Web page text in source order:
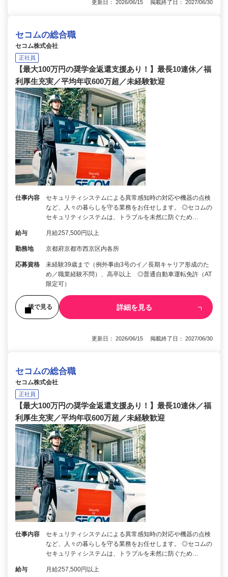
更新日： 2026/06/15 掲載終了日： 2027/06/30
セコムの総合職
セコム株式会社
正社員
【最大100万円の奨学金返還支援あり！】最長10連休／福
利厚生充実／平均年収600万超／未経験歓迎
仕事内容
セキュリティシステムによる異常感知時の対応や機器の点検
など、人々の暮らしを守る業務をお任せします。 ◎セコムの
セキュリティシステムは、トラブルを未然に防ぐため…
給与 月給257,500円以上
勤務地 京都府京都市西京区内各所
応募資格
未経験39歳まで（例外事由3号のイ／長期キャリア形成のた
め／職業経験不問）、高卒以上 ◎普通自動車運転免許（AT
限定可）
後で見る 詳細を見る
更新日： 2026/06/15 掲載終了日： 2027/06/30
セコムの総合職
セコム株式会社
正社員
【最大100万円の奨学金返還支援あり！】最長10連休／福
利厚生充実／平均年収600万超／未経験歓迎
仕事内容
セキュリティシステムによる異常感知時の対応や機器の点検
など、人々の暮らしを守る業務をお任せします。 ◎セコムの
セキュリティシステムは、トラブルを未然に防ぐため…
給与 月給257,500円以上